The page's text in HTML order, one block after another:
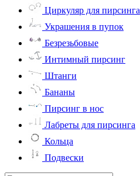
Циркуляр для пирсинга
Украшения в пупок
Безрезьбовые
Интимный пирсинг
Штанги
Бананы
Пирсинг в нос
Лабреты для пирсинга
Кольца
Подвески